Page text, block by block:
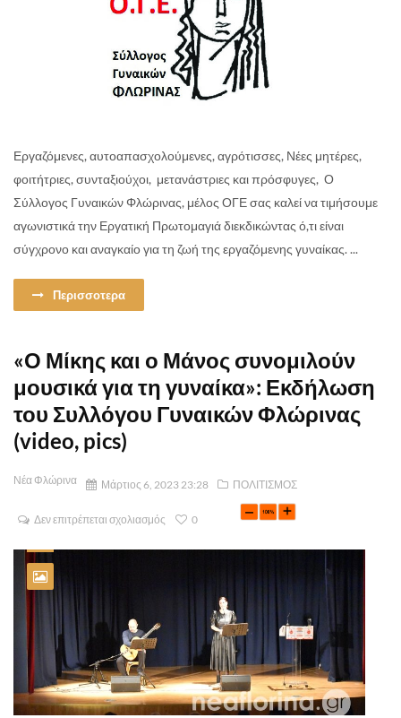
Εργαζόμενες, αυτοαπασχολούμενες, αγρότισσες, Νέες μητέρες,
φοιτήτριες, συνταξιούχοι, μετανάστριες και πρόσφυγες, Ο
Σύλλογος Γυναικών Φλώρινας, μέλος ΟΓΕ σας καλεί να τιμήσουμε
αγωνιστικά την Εργατική Πρωτομαγιά διεκδικώντας ό,τι είναι
σύγχρονο και αναγκαίο για τη ζωή της εργαζόμενης γυναίκας. ...
Περισσοτερα
«Ο Μίκης και ο Μάνος συνομιλούν
μουσικά για τη γυναίκα»: Εκδήλωση
του Συλλόγου Γυναικών Φλώρινας
(video, pics)
Νέα Φλώρινα Μάρτιος 6, 2023 23:28 ΠΟΛΙΤΙΣΜΟΣ
Δεν επιτρέπεται σχολιασμός 0